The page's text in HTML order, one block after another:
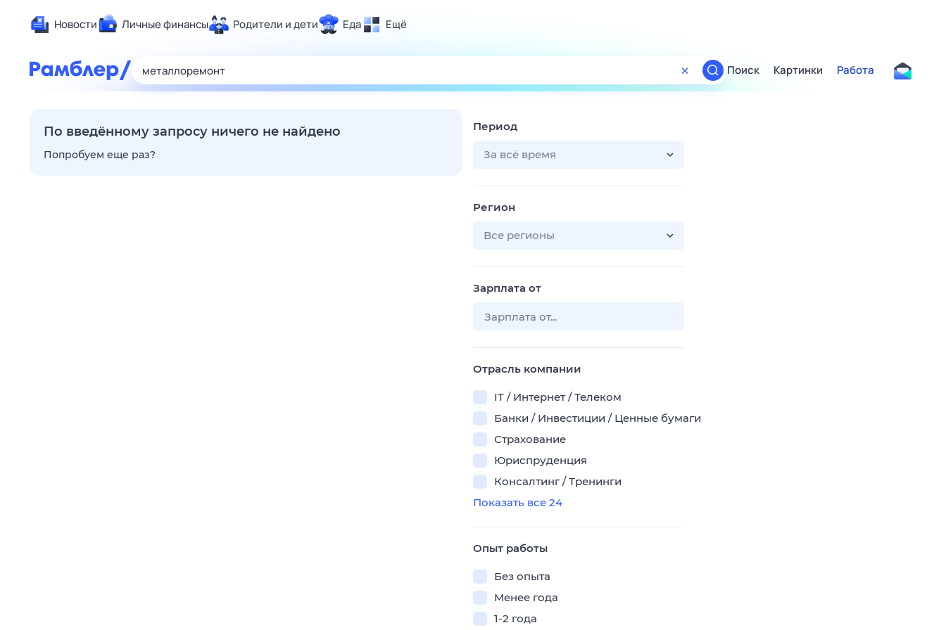
Новости Личные финансы Родители и дети Еда Ещё
Развлечения и отдых
Спорт
Поиск
ТВ-программа
Поиск Картинки Работа
По введённому запросу ничего не найдено
Попробуем еще раз?
Период
За всё время
Регион
Все регионы
Зарплата от
Отрасль компании
IT / Интернет / Телеком
Банки / Инвестиции / Ценные бумаги
Страхование
Юриспруденция
Консалтинг / Тренинги
Показать все 24
Опыт работы
Без опыта
Менее года
1-2 года